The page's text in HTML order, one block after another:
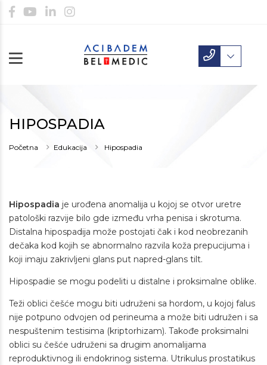
HIPOSPADIA
Početna Edukacija Hipospadia
Hipospadia je urođena anomalija u kojoj se otvor uretre
patološki razvije bilo gde između vrha penisa i skrotuma.
Distalna hipospadija može postojati čak i kod neobrezanih
dečaka kod kojih se abnormalno razvila koža prepucijuma i
koji imaju zakrivljeni glans put napred-glans tilt.
Hipospadie se mogu podeliti u distalne i proksimalne oblike.
Teži oblici češće mogu biti udruženi sa hordom, u kojoj falus
nije potpuno odvojen od perineuma a može biti udružen i sa
nespuštenim testisima (kriptorhizam). Takođe proksimalni
oblici su češće udruženi sa drugim anomalijama
reproduktivnog ili endokrinog sistema. Utrikulus prostatikus